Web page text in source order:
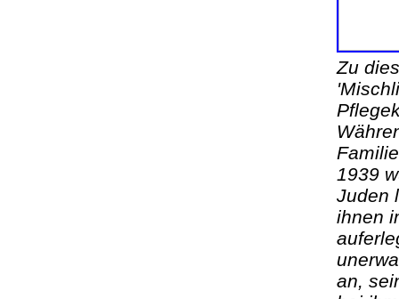
Zu
1939
Juden
ihnen
an,